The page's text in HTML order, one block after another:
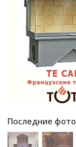
Последние фото